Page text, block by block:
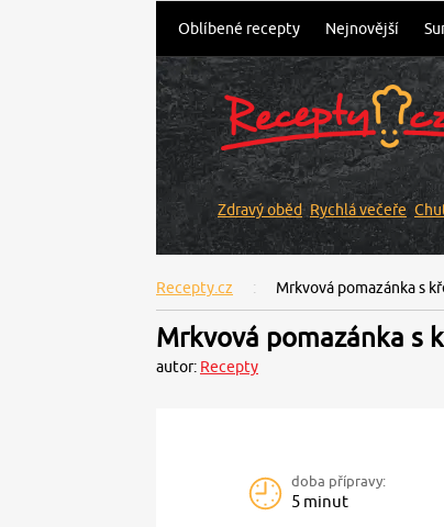
Oblíbené recepty Nejnovější
Zdravý oběd Rychlá večeře
Recepty.cz Mrkvová pomazánka s
Mrkvová pomazánka s
autor: Recepty
doba přípravy:
5 minut